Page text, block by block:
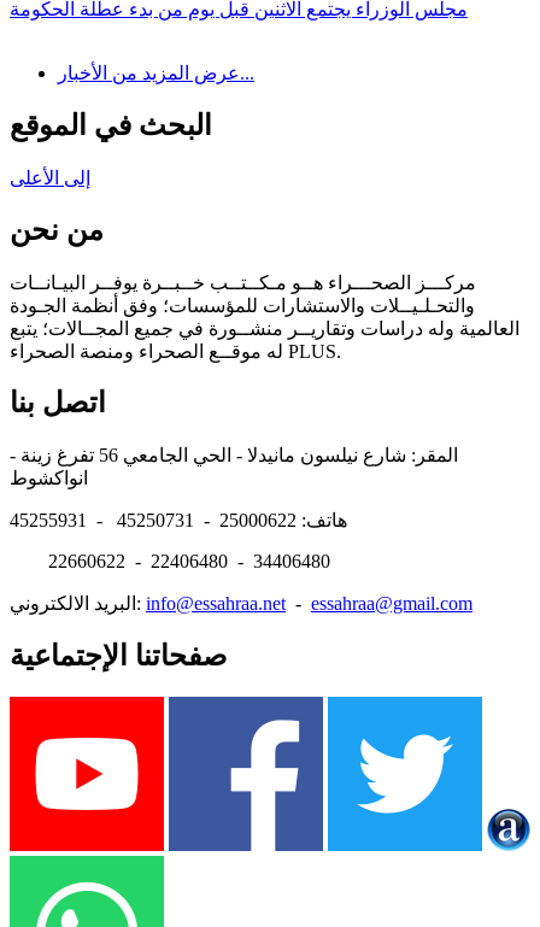
مجلس الوزراء يجتمع الاثنين قبل يوم من بدء عطلة الحكومة
عرض المزيد من الأخبار...
البحث في الموقع
إلى الأعلى
من نحن
مركـــز الصحـــراء هــو مـكــتــب خــبــرة يوفــر البيـانــات
والتحـلـيــلات والاستشارات للمؤسسات؛ وفق أنظمة الجـودة
العالمية وله دراسات وتقاريــر منشــورة في جميع المجــالات؛ يتبع
له موقــع الصحراء ومنصة الصحراء PLUS.
اتصل بنا
المقر: شارع نيلسون مانيدلا - الحي الجامعي 56 تفرغ زينة -
هاتف: 25000622 - 45250731 - 45255931
22660622 - 22406480 - 34406480
البريد الالكتروني: info@essahraa.net - essahraa@gmail.com
صفحاتنا الإجتماعية